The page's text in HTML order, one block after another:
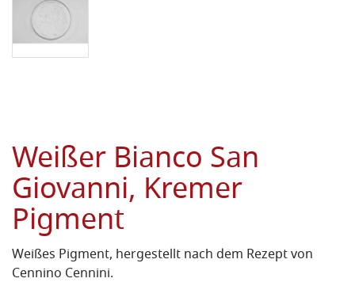
Weißer Bianco San
Giovanni, Kremer
Pigment
Weißes Pigment, hergestellt nach dem Rezept von
Cennino Cennini.